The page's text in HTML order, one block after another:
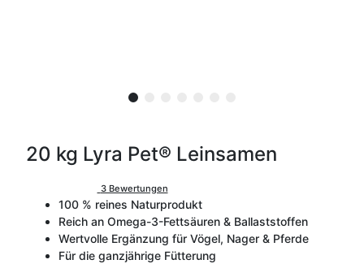
20 kg Lyra Pet® Leinsamen
3 Bewertungen
100 % reines Naturprodukt
Reich an Omega-3-Fettsäuren & Ballaststoffen
Wertvolle Ergänzung für Vögel, Nager & Pferde
Für die ganzjährige Fütterung